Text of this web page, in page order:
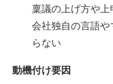
稟議の上げ方や
会社独自の言語
らない
動機付け要因